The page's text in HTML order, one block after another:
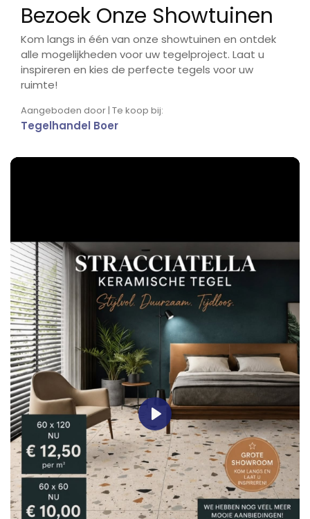
Bezoek Onze Showtuinen
Kom langs in één van onze showtuinen en ontdek
alle mogelijkheden voor uw tegelproject. Laat u
inspireren en kies de perfecte tegels voor uw
ruimte!
Aangeboden door | Te koop bij:
Tegelhandel Boer
Play